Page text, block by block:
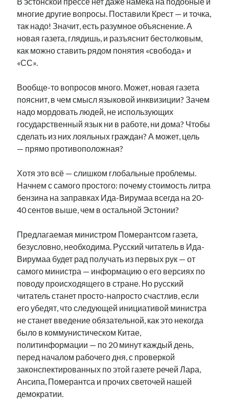
многие другие вопросы. Поставили Крест — и точка,
так надо! Значит, есть разумное объяснение. А
новая газета, глядишь, и разъяснит бестолковым,
как можно ставить рядом понятия «свобода» и
«СС».
Вообще-то вопросов много. Может, новая газета
пояснит, в чем смысл языковой инквизиции? Зачем
надо мордовать людей, не использующих
государственный язык ни в работе, ни дома? Чтобы
сделать из них лояльных граждан? А может, цель
— прямо противоположная?
Хотя это всё — слишком глобальные проблемы.
Начнем с самого простого: почему стоимость литра
бензина на заправках Ида-Вирумаа всегда на 20-
40 сентов выше, чем в остальной Эстонии?
Предлагаемая министром Померантсом газета,
безусловно, необходима. Русский читатель в Ида-
Вирумаа будет рад получать из первых рук — от
самого министра — информацию о его версиях по
поводу происходящего в стране. Но русский
читатель станет просто-напросто счастлив, если
его убедят, что следующей инициативой министра
не станет введение обязательной, как это некогда
было в коммунистическом Китае,
политинформации — по 20 минут каждый день,
перед началом рабочего дня, с проверкой
законспектированных по этой газете речей Лара,
Ансипа, Померантса и прочих светочей нашей
демократии.